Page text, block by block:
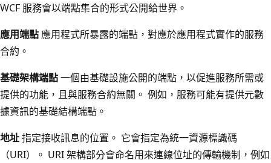
WCF 服務會以端點集合的形式公開給世界。
應用端點 應用程式所暴露的端點，對應於應用程式實作的服務
合約。
基礎架構端點一個由基礎設施公開的端點，以促進服務所需或
提供的功能，且與服務合約無關。 例如，服務可能有提供元數
據資訊的基礎結構端點。
地址指定接收訊息的位置。 它會指定為統一資源標識碼
（URI）。 URI 架構部分會命名用來連線位址的傳輸機制，例如